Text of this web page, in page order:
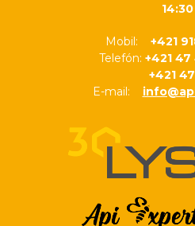
14:30
Mobil: +421
Telefón: +421
+421 47
E-mail: